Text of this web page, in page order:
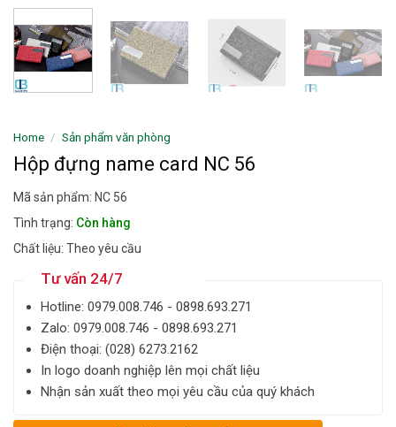
Home / Sản phẩm văn phòng
Hộp đựng name card NC 56
Mã sản phẩm: NC 56
Tình trạng: Còn hàng
Chất liệu: Theo yêu cầu
Tư vấn 24/7
Hotline: ‎0979.008.746 - 0898.693.271
Zalo: ‎‎0979.008.746 - 0898.693.271
Điện thoại: ‎(028) 6273.2162
In logo doanh nghiệp lên mọi chất liệu
Nhận sản xuất theo mọi yêu cầu của quý khách